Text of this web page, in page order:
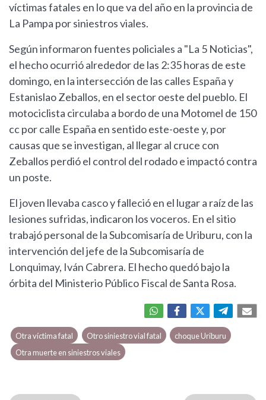
víctimas fatales en lo que va del año en la provincia de
La Pampa por siniestros viales.
Según informaron fuentes policiales a "La 5 Noticias",
el hecho ocurrió alrededor de las 2:35 horas de este
domingo, en la intersección de las calles España y
Estanislao Zeballos, en el sector oeste del pueblo. El
motociclista circulaba a bordo de una Motomel de 150
cc por calle España en sentido este-oeste y, por
causas que se investigan, al llegar al cruce con
Zeballos perdió el control del rodado e impactó contra
un poste.
El joven llevaba casco y falleció en el lugar a raíz de las
lesiones sufridas, indicaron los voceros. En el sitio
trabajó personal de la Subcomisaría de Uriburu, con la
intervención del jefe de la Subcomisaría de
Lonquimay, Iván Cabrera. El hecho quedó bajo la
órbita del Ministerio Público Fiscal de Santa Rosa.
Otra víctima fatal Otro siniestro vial fatal
choque Uriburu
Otra muerte en siniestros viales